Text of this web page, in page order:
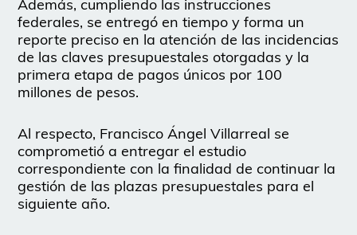
Además, cumpliendo las instrucciones
federales, se entregó en tiempo y forma un
reporte preciso en la atención de las incidencias
de las claves presupuestales otorgadas y la
primera etapa de pagos únicos por 100
millones de pesos.
Al respecto, Francisco Ángel Villarreal se
comprometió a entregar el estudio
correspondiente con la finalidad de continuar la
gestión de las plazas presupuestales para el
siguiente año.